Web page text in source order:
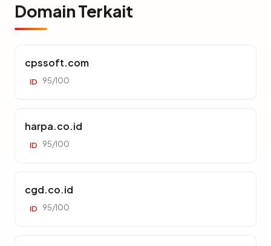
Domain Terkait
cpssoft.com
ID 95/100
harpa.co.id
ID 95/100
cgd.co.id
ID 95/100